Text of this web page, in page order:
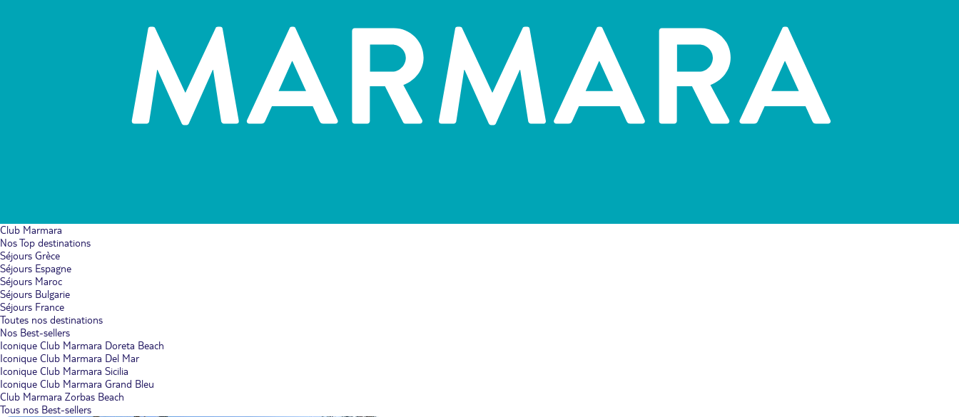
Club Marmara
Nos Top destinations
Séjours Grèce
Séjours Espagne
Séjours Maroc
Séjours Bulgarie
Séjours France
Toutes nos destinations
Nos Best-sellers
Iconique Club Marmara Doreta Beach
Iconique Club Marmara Del Mar
Iconique Club Marmara Sicilia
Iconique Club Marmara Grand Bleu
Club Marmara Zorbas Beach
Tous nos Best-sellers